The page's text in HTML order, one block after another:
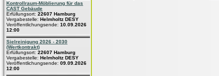
Kontrollraum-Möblierung für das
CAST Gebäude
Erfüllungsort: 22607 Hamburg
Vergabestelle: Helmholtz DESY
Veröffentlichungsende: 10.09.2026
12:00
Sielreinigung 2026 - 2030
(Wertkontrakt)
Erfüllungsort: 22607 Hamburg
Vergabestelle: Helmholtz DESY
Veröffentlichungsende: 09.09.2026
12:00